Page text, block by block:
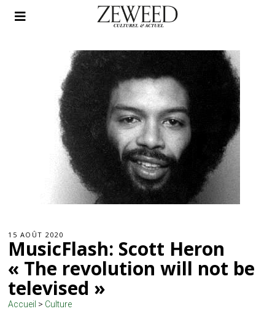
15 AOÛT 2020
MusicFlash: Scott Heron
« The revolution will not be
televised »
Accueil > Culture